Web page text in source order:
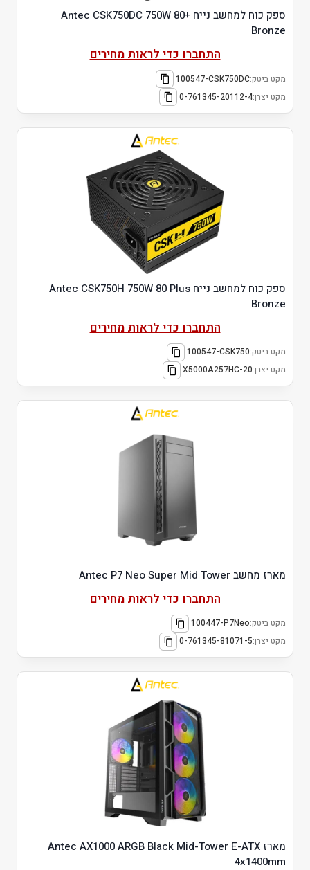
ספק כוח למחשב נייח Antec CSK750DC 750W 80+
Bronze
התחברו כדי לראות מחירים
מקט ביטק:100547-CSK750DC
מקט יצרן:0-761345-20112-4
ספק כוח למחשב נייח Antec CSK750H 750W 80 Plus
Bronze
התחברו כדי לראות מחירים
מקט ביטק:100547-CSK750
מקט יצרן:X5000A257HC-20
מארז מחשב Antec P7 Neo Super Mid Tower
התחברו כדי לראות מחירים
מקט ביטק:100447-P7Neo
מקט יצרן:0-761345-81071-5
מארז Antec AX1000 ARGB Black Mid-Tower E-ATX
4x1400mm